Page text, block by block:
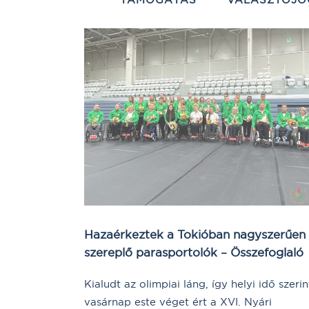
Hazaérkeztek a Tokióban nagyszerűen
szereplő parasportolók – Összefoglaló
Kialudt az olimpiai láng, így helyi idő
vasárnap este véget ért a XVI. Nyári